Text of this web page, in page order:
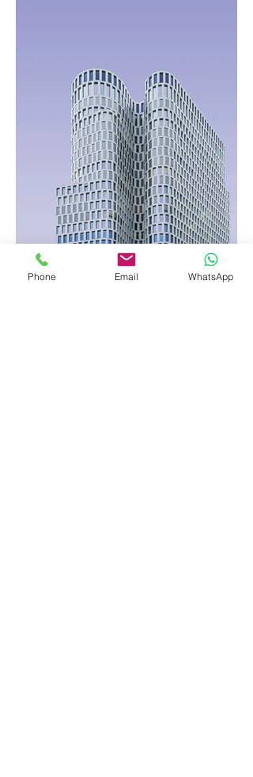
Phone Email WhatsApp